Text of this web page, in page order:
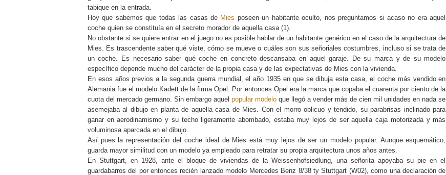
tabique en la entrada.
Hoy que sabemos que todas las casas de Mies poseen un habitante oculto, nos preguntamos si acaso no era aquel
coche quien se constituía en el secreto morador de aquella casa (1).
No obstante si se quiere entrar en el juego no es posible hablar de un habitante genérico en el caso de la arquitectura de
Mies. Es trascendente saber qué viste, cómo se mueve o cuáles son sus señoriales costumbres, incluso si se trata de
un coche. Es necesario saber qué coche en concreto descansaba en aquel garaje. De su marca y de su modelo
específico depende mucho del carácter de la propia casa y de las expectativas de Mies con la vivienda.
En esos años previos a la segunda guerra mundial, el año 1935 en que se dibuja esta casa, el coche más vendido en
Alemania fue el modelo Kadett de la firma Opel. Por entonces Opel era la marca que copaba el cuarenta por ciento de la
cuota del mercado germano. Sin embargo aquelpopular modelo que llegó a vender más de cien mil unidades en nada se
asemejaba al dibujo en planta de aquella casa de Mies. Con el morro oblicuo y tendido, su parabrisas inclinado para
ganar en aerodinamismo y su techo ligeramente abombado, estaba muy lejos de ser aquella caja motorizada y más
voluminosa aparcada en el dibujo.
Así pues la representación del coche ideal de Mies está muy lejos de ser un modelo popular. Aunque esquemático,
guarda mayor similitud con un modelo ya empleado para retratar su propia arquitectura unos años antes.
En Stuttgart, en 1928, ante el bloque de viviendas de la Weissenhofsiedlung, una señorita apoyaba su pie en el
guardabarros del por entonces recién lanzado modelo Mercedes Benz 8/38 ty Stuttgart (W02), como una declaración de